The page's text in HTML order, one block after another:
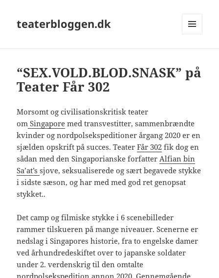
teaterbloggen.dk
“SEX.VOLD.BLOD.SNASK” på
Teater Får 302
Morsomt og civilisationskritisk teater
om Singapore med transvestitter, sammenbrændte
kvinder og nordpolsekspeditioner årgang 2020 er en
sjælden opskrift på succes. TeaterFår 302 fik dog en
sådan med den Singaporianske forfatterAlfian bin
Sa’at’ssjove, seksualiserede og sært begavede stykke
i sidste sæson, og har med med god ret genopsat
stykket..
Det camp og filmiske stykke i 6 scenebilleder
rammer tilskueren på mange niveauer. Scenerne er
nedslag i Singapores historie, fra to engelske damer
ved århundredeskiftet over to japanske soldater
under 2. verdenskrig til den omtalte